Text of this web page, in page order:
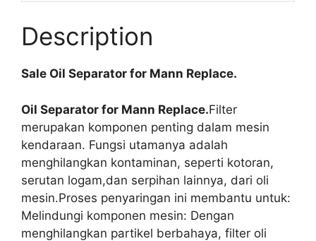
Description
Sale Oil Separator for Mann Replace.
Oil Separator for Mann Replace.Filter
merupakan komponen penting dalam mesin
kendaraan. Fungsi utamanya adalah
menghilangkan kontaminan, seperti kotoran,
serutan logam,dan serpihan lainnya, dari oli
mesin.Proses penyaringan ini membantu untuk:
Melindungi komponen mesin: Dengan
menghilangkan partikel berbahaya, filter oli